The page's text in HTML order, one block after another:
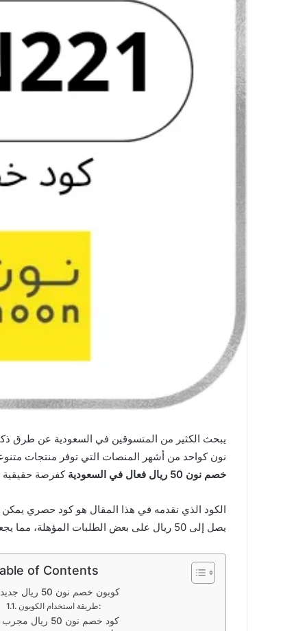
يبحث الكثير من المتسوقين في السعودية عن طرق ذكية
نون كواحد من أشهر المنصات التي توفر منتجات
خصم نون 50 ريال فعال في السعودية
كفرصة
الكود الذي نقدمه في هذا المقال هو كود حصري
يصل إلى 50 ريال على بعض الطلبات المؤهلة، مما يجعل تجربة التسوق أكثر توفيرًا وذكاءً.
of Contents
كوبون خصم نون 50 ريال جديد
طريقة استخدام الكوبون:
كود خصم نون 50 ريال مجرب